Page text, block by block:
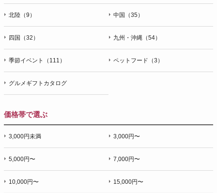
北陸（9） 中国（35）
四国（32） 九州・沖縄（54）
季節イベント（111） ペットフード（3）
グルメギフトカタログ
価格帯で選ぶ
3,000円未満 3,000円〜
5,000円〜 7,000円〜
10,000円〜 15,000円〜